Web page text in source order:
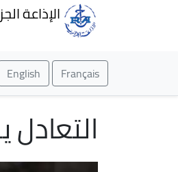
الإذاعة
Français
English